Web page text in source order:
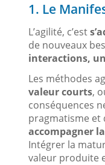
1. Le
L’agilité, c’est
de nouveaux
interactions,
Les méthodes
valeur courts,
conséquences
pragmatisme et
accompagner
Intégrer la
valeur produite